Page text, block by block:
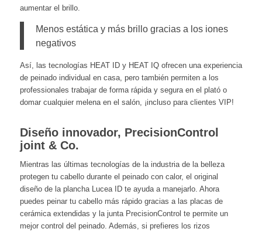
aumentar el brillo.
Menos estática y más brillo gracias a los iones
negativos
Así, las tecnologías HEAT ID y HEAT IQ ofrecen una experiencia
de peinado individual en casa, pero también permiten a los
professionales trabajar de forma rápida y segura en el plató o
domar cualquier melena en el salón, ¡incluso para clientes VIP!
Diseño innovador, PrecisionControl
joint & Co.
Mientras las últimas tecnologías de la industria de la belleza
protegen tu cabello durante el peinado con calor, el original
diseño de la plancha Lucea ID te ayuda a manejarlo. Ahora
puedes peinar tu cabello más rápido gracias a las placas de
cerámica extendidas y la junta PrecisionControl te permite un
mejor control del peinado. Además, si prefieres los rizos